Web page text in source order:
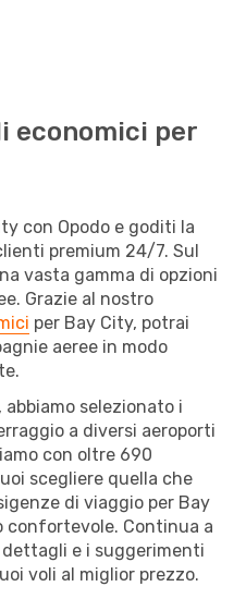
economici per
con Opodo e goditi la
premium 24/7. Sul
vasta gamma di opzioni
Grazie al nostro
per Bay City, potrai
aeree in modo
selezionato i
a diversi aeroporti
con oltre 690
scegliere quella che
di viaggio per Bay
confortevole. Continua a
e i suggerimenti
voli al miglior prezzo.